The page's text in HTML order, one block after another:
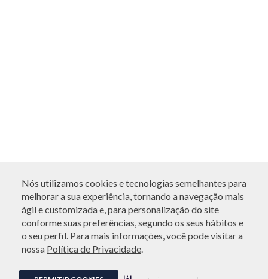
Nós utilizamos cookies e tecnologias semelhantes para
melhorar a sua experiência, tornando a navegação mais
ágil e customizada e, para personalização do site
conforme suas preferências, segundo os seus hábitos e
o seu perfil. Para mais informações, você pode visitar a
nossa Política de Privacidade.